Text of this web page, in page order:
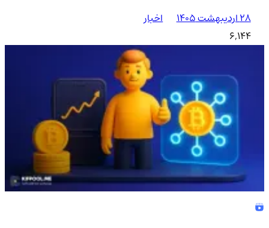
۲۸ اردیبهشت ۱۴۰۵
اخبار
6,144